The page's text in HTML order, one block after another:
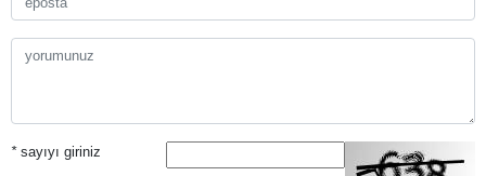
*sayıyı giriniz